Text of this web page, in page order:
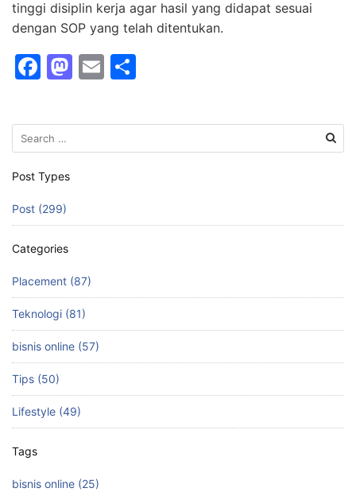
tinggi disiplin kerja agar hasil yang didapat sesuai
dengan SOP yang telah ditentukan.
F
c
e
b
o
k
M
st
n
E
ai ar
Search
for:
Post Types
Post (299)
Categories
Placement (87)
Teknologi (81)
bisnis online (57)
Tips (50)
Lifestyle (49)
Tags
bisnis online (25)